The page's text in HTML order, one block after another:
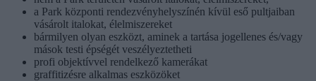
a Park központi rendezvényhelyszínén kívül eső pultjaiban
vásárolt italokat, élelmiszereket
bármilyen olyan eszközt, aminek a tartása jogellenes és/vagy
mások testi épségét veszélyeztetheti
profi objektívvel rendelkező kamerákat
graffitizésre alkalmas eszközöket